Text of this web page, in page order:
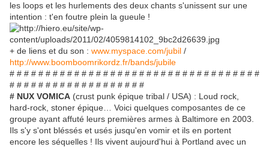
les loops et les hurlements des deux chants s'unissent sur une
intention : t'en foutre plein la gueule !
+ de liens et du son : www.myspace.com/jubil /
http://www.boomboomrikordz.fr/bands/jubile
# # # # # # # # # # # # # # # # # # # # # # # # # # # # # # # # # # #
# # # # # # # # # # # # # # # # # # #
# NUX VOMICA (crust punk épique tribal / USA) : Loud rock,
hard-rock, stoner épique… Voici quelques composantes de ce
groupe ayant affuté leurs premières armes à Baltimore en 2003.
Ils s'y s'ont bléssés et usés jusqu'en vomir et ils en portent
encore les séquelles ! Ils vivent aujourd'hui à Portland avec un